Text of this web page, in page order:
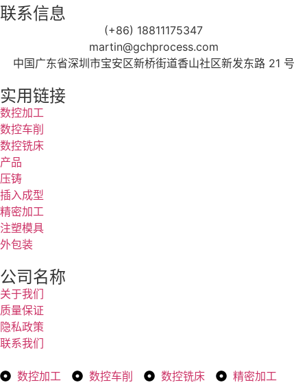
联系信息
(+86) 18811175347
martin@gchprocess.com
中国广东省深圳市宝安区新桥街道香山社区新发东路 21 号
实用链接
数控加工
数控车削
数控铣床
产品
压铸
插入成型
精密加工
注塑模具
外包装
公司名称
关于我们
质量保证
隐私政策
联系我们
数控加工 数控车削 数控铣床
精密加工